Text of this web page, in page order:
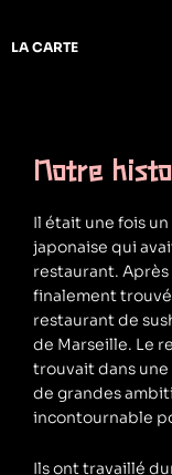
contenu
LA CARTE
Notre
Il était une fois
japonaise qui
restaurant.
finalement
restaurant de
de Marseille. Le
trouvait dans
de grandes
incontournable
Ils ont travaillé